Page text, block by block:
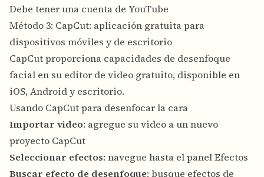
Debe tener una cuenta de YouTube
Método 3: CapCut: aplicación gratuita para
dispositivos móviles y de escritorio
CapCut proporciona capacidades de desenfoque
facial en su editor de video gratuito, disponible en
iOS, Android y escritorio.
Usando CapCut para desenfocar la cara
Importar video: agregue su video a un nuevo
proyecto CapCut
Seleccionar efectos: navegue hasta el panel Efectos
Buscar efecto de desenfoque: busque efectos de